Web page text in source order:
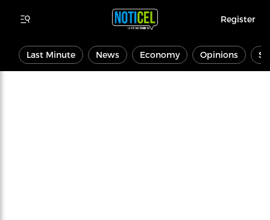
Register
Last Minute News Economy Opinions